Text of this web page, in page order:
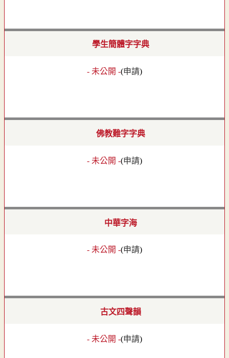
學生簡體字字典
- 未公開 -(申請)
佛教難字字典
- 未公開 -(申請)
中華字海
- 未公開 -(申請)
古文四聲韻
- 未公開 -(申請)